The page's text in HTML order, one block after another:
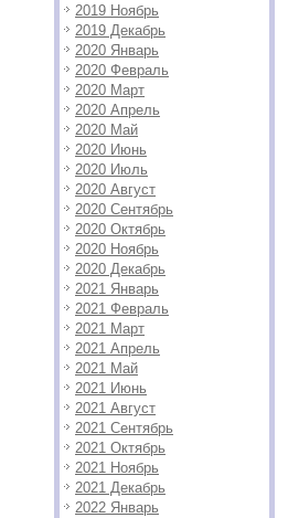
2019 Ноябрь
2019 Декабрь
2020 Январь
2020 Февраль
2020 Март
2020 Апрель
2020 Май
2020 Июнь
2020 Июль
2020 Август
2020 Сентябрь
2020 Октябрь
2020 Ноябрь
2020 Декабрь
2021 Январь
2021 Февраль
2021 Март
2021 Апрель
2021 Май
2021 Июнь
2021 Август
2021 Сентябрь
2021 Октябрь
2021 Ноябрь
2021 Декабрь
2022 Январь